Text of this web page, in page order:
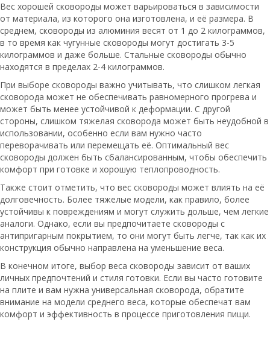
Вес хорошей сковороды может варьироваться в зависимости
от материала, из которого она изготовлена, и её размера. В
среднем, сковороды из алюминия весят от 1 до 2 килограммов,
в то время как чугунные сковороды могут достигать 3-5
килограммов и даже больше. Стальные сковороды обычно
находятся в пределах 2-4 килограммов.
При выборе сковороды важно учитывать, что слишком легкая
сковорода может не обеспечивать равномерного прогрева и
может быть менее устойчивой к деформации. С другой
стороны, слишком тяжелая сковорода может быть неудобной в
использовании, особенно если вам нужно часто
переворачивать или перемещать её. Оптимальный вес
сковороды должен быть сбалансированным, чтобы обеспечить
комфорт при готовке и хорошую теплопроводность.
Также стоит отметить, что вес сковороды может влиять на её
долговечность. Более тяжелые модели, как правило, более
устойчивы к повреждениям и могут служить дольше, чем легкие
аналоги. Однако, если вы предпочитаете сковороды с
антипригарным покрытием, то они могут быть легче, так как их
конструкция обычно направлена на уменьшение веса.
В конечном итоге, выбор веса сковороды зависит от ваших
личных предпочтений и стиля готовки. Если вы часто готовите
на плите и вам нужна универсальная сковорода, обратите
внимание на модели среднего веса, которые обеспечат вам
комфорт и эффективность в процессе приготовления пищи.